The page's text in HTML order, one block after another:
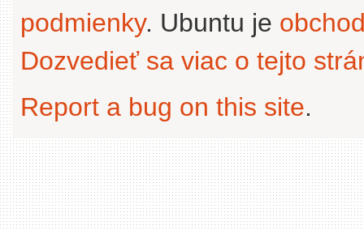
podmienky. Ubuntu je
Dozvedieť sa viac o tejto
Report a bug on this site.